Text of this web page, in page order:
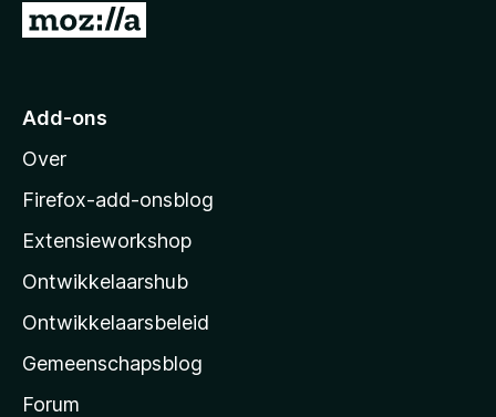
N
r
o
z
l
l
a
s
s
Add-ons
Over
Firefox-add-onsblog
Extensieworkshop
Ontwikkelaarshub
Ontwikkelaarsbeleid
Gemeenschapsblog
Forum